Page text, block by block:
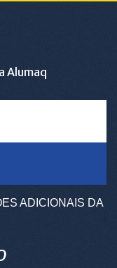
Alumaq
ADICIONAIS DA